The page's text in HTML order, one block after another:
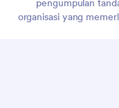
pengumpulan
organisasi yang